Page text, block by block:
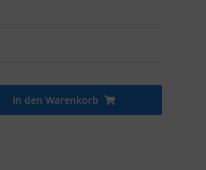
In den Warenkorb